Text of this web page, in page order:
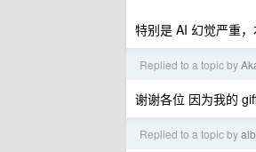
特别是 AI 幻觉严重
Replied to a topic by
谢谢各位 因为我的
Replied to a topic by